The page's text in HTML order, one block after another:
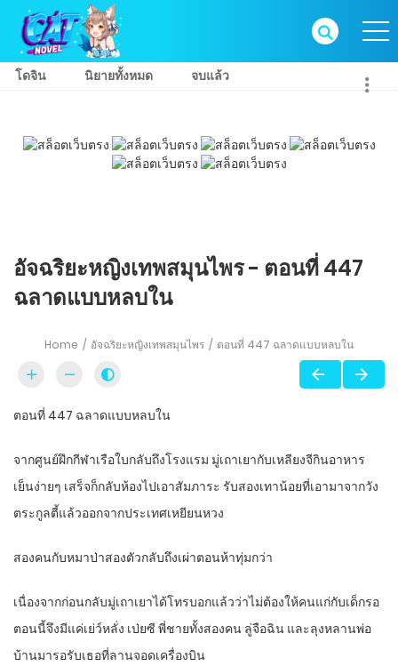
โดจิน นิยายทั้งหมด จบแล้ว
อัจฉริยะหญิงเทพสมุนไพร - ตอนที่ 447
ฉลาดแบบหลบใน
Home อัจฉริยะหญิงเทพสมุนไพร ตอนที่ 447 ฉลาดแบบหลบใน
ตอนที่ 447 ฉลาดแบบหลบใน
จากศูนย์ฝึกกีฬาเรือใบกลับถึงโรงแรม มู่เถาเยากับเหลียงจีกินอาหาร
เย็นง่ายๆ เสร็จก็กลับห้องไปเอาสัมภาระ รับสองเทาน้อยที่เอามาจากวัง
ตระกูลตี้แล้วออกจากประเทศเหยียนหวง
สองคนกับหมาป่าสองตัวกลับถึงเผ่าตอนห้าทุ่มกว่า
เนื่องจากก่อนกลับมู่เถาเยาได้โทรบอกแล้วว่าไม่ต้องให้คนแก่กับเด็กรอ
ตอนนี้จึงมีแค่เย่ว์หลั่ง เป่ยซี พี่ชายทั้งสองคน ลู่จือฉิน และลุงหลานพ่อ
บ้านมารอรับเธอที่ลานจอดเครื่องบิน